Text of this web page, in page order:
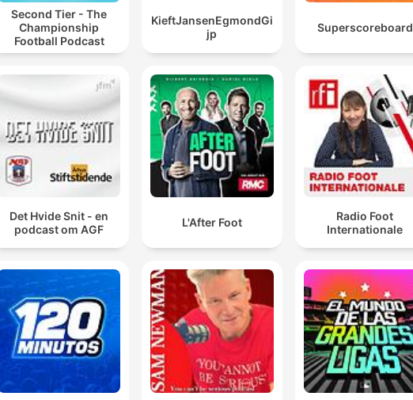
Second Tier - The
Championship
Football Podcast
KieftJansenEgmondGi
jp
Superscoreboard
Det Hvide Snit - en
podcast om AGF
L'After Foot
Radio Foot
Internationale